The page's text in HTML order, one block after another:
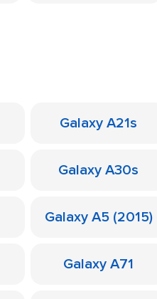
Galaxy A21s
Galaxy A30s
Galaxy A5 (2015)
Galaxy A71